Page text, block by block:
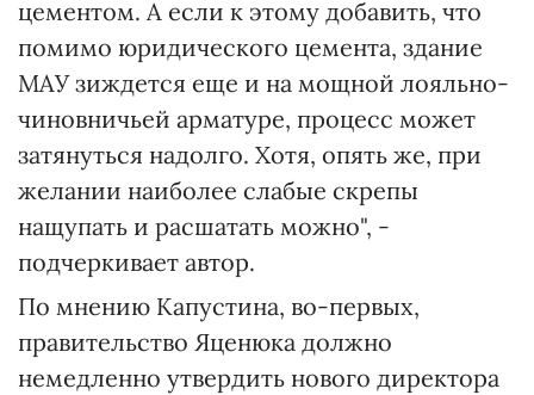
цементом. А если к этому добавить, что
помимо юридического цемента, здание
МАУ зиждется еще и на мощной лояльно-
чиновничьей арматуре, процесс может
затянуться надолго. Хотя, опять же, при
желании наиболее слабые скрепы
нащупать и расшатать можно", -
подчеркивает автор.
По мнению Капустина, во-первых,
правительство Яценюка должно
немедленно утвердить нового директора